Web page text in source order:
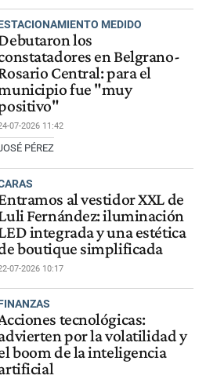
MEDIDO
los
en Belgrano-
Central: para el
fue "muy
07-2026 11:42
PÉREZ
al vestidor XXL de
Fernández: iluminación
integrada y una estética
boutique simplificada
07-2026 10:17
tecnológicas:
por la volatilidad y
boom de la inteligencia